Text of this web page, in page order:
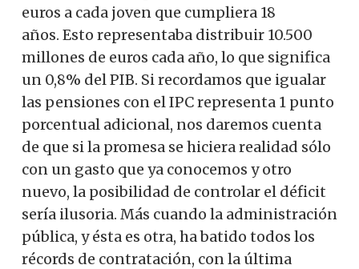
euros a cada joven que cumpliera 18
años. Esto representaba distribuir 10.500
millones de euros cada año, lo que significa
un 0,8% del PIB. Si recordamos que igualar
las pensiones con el IPC representa 1 punto
porcentual adicional, nos daremos cuenta
de que si la promesa se hiciera realidad sólo
con un gasto que ya conocemos y otro
nuevo, la posibilidad de controlar el déficit
sería ilusoria. Más cuando la administración
pública, y ésta es otra, ha batido todos los
récords de contratación, con la última